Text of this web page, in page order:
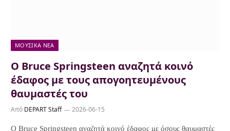
ΜΟΥΣΙΚΆ ΝΈΑ
Ο Bruce Springsteen αναζητά κοινό
έδαφος με τους απογοητευμένους
θαυμαστές του
Από DEPART Staff 2026-06-15
Ο Bruce Springsteen αναζητά κοινό έδαφος με όσους θαυμαστές